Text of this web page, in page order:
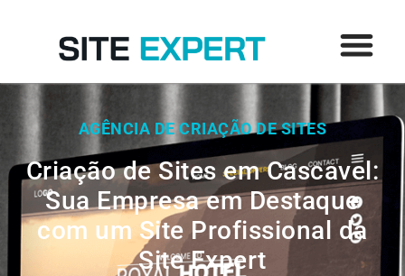
AGÊNCIA DE CRIAÇÃO DE SITES
Criação de Sites em Cascavel:
Sua Empresa em Destaque
com um Site Profissional da
Site Expert